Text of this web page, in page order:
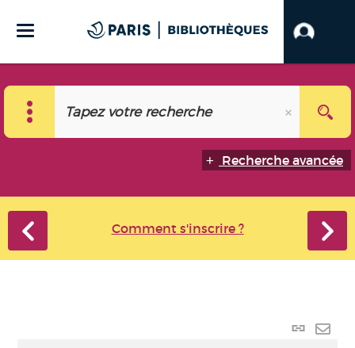
Recherche avancée
Comment s'inscrire ?
Lien